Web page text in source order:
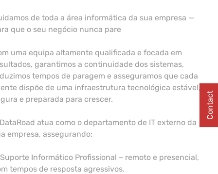
de toda a área informática da sua empresa —
que o seu negócio nunca pare
uma equipa altamente qualificada e focada em
garantimos a continuidade dos sistemas,
tempos de paragem e asseguramos que cada
dispõe de uma infraestrutura tecnológica estável,
e preparada para crescer.
atua como o departamento de IT externo da
empresa, assegurando:
Informático Profissional – remoto e presencial,
tempos de resposta agressivos.
Contact